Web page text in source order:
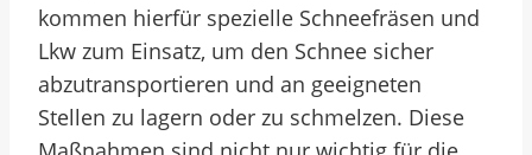
kommen hierfür spezielle Schneefräsen und
Lkw zum Einsatz, um den Schnee sicher
abzutransportieren und an geeigneten
Stellen zu lagern oder zu schmelzen. Diese